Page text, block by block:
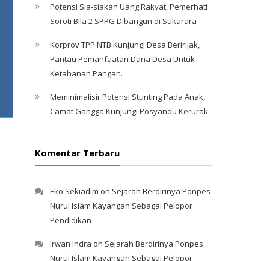
Potensi Sia-siakan Uang Rakyat, Pemerhati
Soroti Bila 2 SPPG Dibangun di Sukarara
Korprov TPP NTB Kunjungi Desa Beririjak,
Pantau Pemanfaatan Dana Desa Untuk
Ketahanan Pangan.
Meminimalisir Potensi Stunting Pada Anak,
Camat Gangga Kunjungi Posyandu Kerurak
Komentar Terbaru
Eko Sekiadim on Sejarah Berdirinya Ponpes
Nurul Islam Kayangan Sebagai Pelopor
Pendidikan
Irwan Indra on Sejarah Berdirinya Ponpes
Nurul Islam Kayangan Sebagai Pelopor